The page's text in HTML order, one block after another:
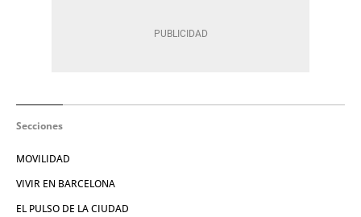
Secciones
MOVILIDAD
VIVIR EN BARCELONA
EL PULSO DE LA CIUDAD